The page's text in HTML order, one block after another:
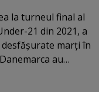
la turneul final al
21 din 2021, a
marţi în
au…